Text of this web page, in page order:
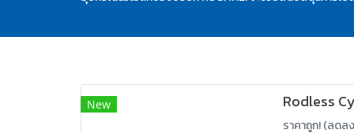
New Rodless
ราคาถูก! (ลดล